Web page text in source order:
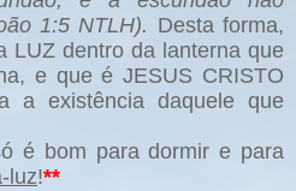
1:5 NTLH). Desta forma,
LUZ dentro da lanterna que
e que é JESUS CRISTO
a existência daquele que
é bom para dormir e para
luz!**